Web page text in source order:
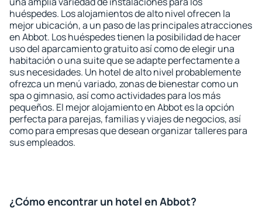
huéspedes. Los alojamientos de alto nivel ofrecen la
mejor ubicación, a un paso de las principales atracciones
en Abbot. Los huéspedes tienen la posibilidad de hacer
uso del aparcamiento gratuito así como de elegir una
habitación o una suite que se adapte perfectamente a
sus necesidades. Un hotel de alto nivel probablemente
ofrezca un menú variado, zonas de bienestar como un
spa o gimnasio, así como actividades para los más
pequeños. El mejor alojamiento en Abbot es la opción
perfecta para parejas, familias y viajes de negocios, así
como para empresas que desean organizar talleres para
sus empleados.
¿Cómo encontrar un hotel en Abbot?